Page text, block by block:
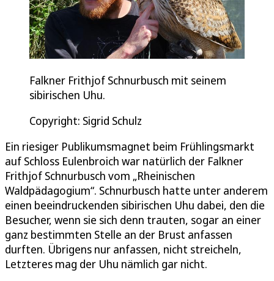
Falkner Frithjof Schnurbusch mit seinem
sibirischen Uhu.
Copyright: Sigrid Schulz
Ein riesiger Publikumsmagnet beim Frühlingsmarkt
auf Schloss Eulenbroich war natürlich der Falkner
Frithjof Schnurbusch vom „Rheinischen
Waldpädagogium“. Schnurbusch hatte unter anderem
einen beeindruckenden sibirischen Uhu dabei, den die
Besucher, wenn sie sich denn trauten, sogar an einer
ganz bestimmten Stelle an der Brust anfassen
durften. Übrigens nur anfassen, nicht streicheln,
Letzteres mag der Uhu nämlich gar nicht.